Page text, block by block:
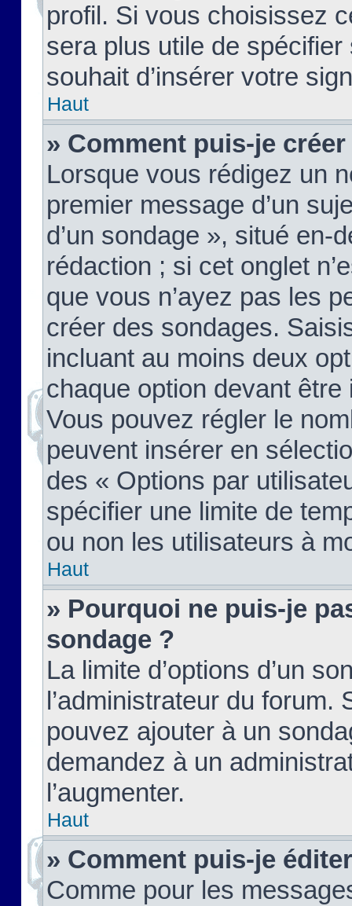
profil. Si vous choisissez
sera plus utile de
souhait d’insérer votre
Haut
» Comment puis-je
Lorsque vous rédigez un
premier message d’un
d’un sondage », situé en-
rédaction ; si cet onglet
que vous n’ayez pas les
créer des sondages.
incluant au moins deux
chaque option devant
Vous pouvez régler le
peuvent insérer en
des « Options par
spécifier une limite de
ou non les utilisateurs à
Haut
» Pourquoi ne puis-je
sondage ?
La limite d’options d’un
l’administrateur du forum.
pouvez ajouter à un
demandez à un
l’augmenter.
Haut
» Comment puis-je
Comme pour les